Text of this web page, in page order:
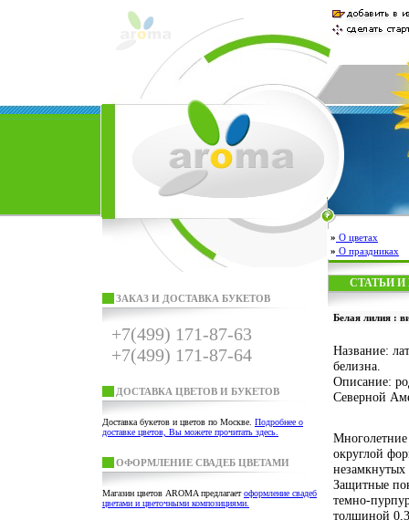
» О цветах
» О праздниках
ЗАКАЗ И ДОСТАВКА БУКЕТОВ
+7(499) 171-87-63
+7(499) 171-87-64
ДОСТАВКА ЦВЕТОВ И БУКЕТОВ
Доставка букетов и цветов по Москве. Подробнее о
доставке цветов, Вы можете прочитать здесь.
ОФОРМЛЕНИЕ СВАДЕБ ЦВЕТАМИ
Магазин цветов AROMA предлагаетоформление свадеб
цветами и цветочными композициями.
СТАТЬИ
Белая лилия :
Название:
белизна.
Описание:
Северной
округлой
Защитные
темно-
толщиной